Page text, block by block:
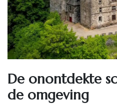
De onontdekte
de omgeving